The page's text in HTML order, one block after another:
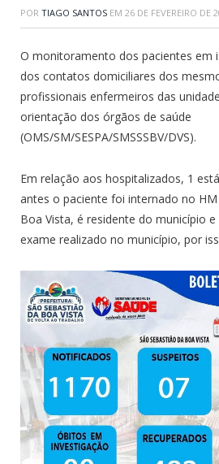
POR TIAGO SANTOS EM 26 DE FEVEREIRO DE
O monitoramento dos pacientes em
dos contatos domiciliares dos
profissionais enfermeiros das
orientação dos órgãos de saúde
(OMS/SM/SESPA/SMSSSBV/DVS).
Em relação aos hospitalizados, 1
antes o paciente foi internado no
Boa Vista, é residente do município
exame realizado no município, por